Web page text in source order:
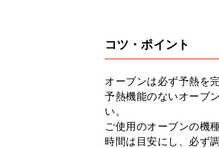
コツ・ポイント
オーブンは必ず予熱を
予熱機能のないオーブ
い。
ご使用のオーブンの機
時間は目安にし、必ず